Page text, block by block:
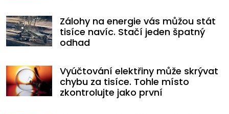
Zálohy na energie vás můžou stát
tisíce navíc. Stačí jeden špatný
odhad
Vyúčtování elektřiny může skrývat
chybu za tisíce. Tohle místo
zkontrolujte jako první